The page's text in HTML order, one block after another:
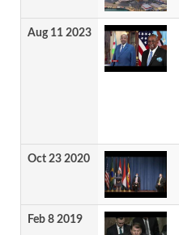
Aug 11 2023
Oct 23 2020
Feb 8 2019